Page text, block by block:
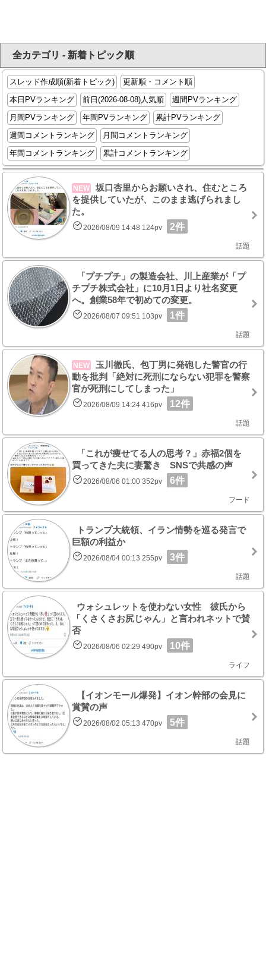
全カテゴリ - 新着トピック順
スレッド作成順(新着トピック)
更新順・コメント順
本日PVランキング
前日(2026-08-08)人気順
週間PVランキング
月間PVランキング
年間PVランキング
累計PVランキング
週間コメントランキング
月間コメントランキング
年間コメントランキング
累計コメントランキング
NEW
坂口杏里からお願いされ、住むところ
を提供していたが、このまま逃げられまし
た。
2026/08/09 14:48 124pv 2件
話題
「プチプチ」の製造会社、川上産業が「プ
チプチ株式会社」に10月1日より社名変更
へ。創業58年で初めての変更。
2026/08/07 09:51 103pv 1件
話題
NEW
玉川徹氏、包丁男に発砲した警官の行
動を批判「絶対に死刑にならない犯罪を警察
官が死刑にしてしまった」
2026/08/09 14:24 416pv 12件
話題
「これが痩せてる人の思考？」赤福2個を
買ってきた夫に妻驚き SNSで共感の声
2026/08/06 01:00 352pv 6件
フード
トランプ大統領、イラン情勢を巡る発言で
巨額の利益か
2026/08/04 00:13 255pv 3件
話題
ウォシュレットを使わない女性 彼氏から
「くさくさお尻じゃん」と言われネットで賛
否
2026/08/06 02:29 490pv 10件
ライフ
【イオンモール爆発】イオン幹部の会見に
賞賛の声
2026/08/02 05:13 470pv 5件
話題